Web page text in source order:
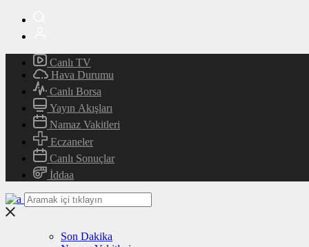
Canlı TV
Hava Durumu
Canlı Borsa
Yayın Akışları
Namaz Vakitleri
Eczaneler
Canlı Sonuçlar
İddaa
Son Dakika